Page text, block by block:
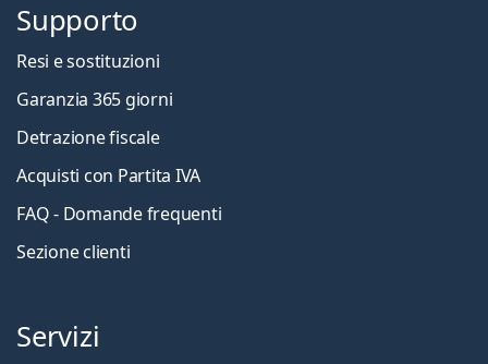
Supporto
Resi e sostituzioni
Garanzia 365 giorni
Detrazione fiscale
Acquisti con Partita IVA
FAQ - Domande frequenti
Sezione clienti
Servizi